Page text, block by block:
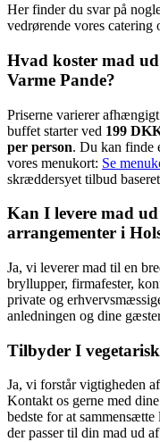
Her finder du svar på
vedrørende vores catering
Hvad koster mad
Varme Pande?
Priserne varierer
buffet starter ved 199
per person. Du kan finde
vores menukort: Se
skræddersyet tilbud
Kan I levere mad
arrangementer i
Ja, vi leverer mad til en
bryllupper, firmafester,
private og
anledningen og dine
Tilbyder I
Ja, vi forstår vigtigheden
Kontakt os gerne med
bedste for at
der passer til din mad ud